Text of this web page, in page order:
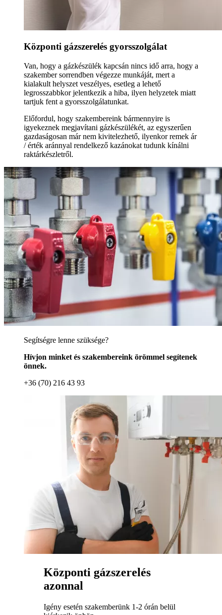
Központi gázszerelés gyorsszolgálat
Van, hogy a gázkészülék kapcsán nincs idő arra, hogy a
szakember sorrendben végezze munkáját, mert a
kialakult helyszet veszélyes, esetleg a lehető
legrosszabbkor jelentkezik a hiba, ilyen helyzetek miatt
tartjuk fent a gyorsszolgálatunkat.
Előfordul, hogy szakembereink bármennyire is
igyekeznek megjavítani gázkészülékét, az egyszerűen
gazdaságosan már nem kivitelezhető, ilyenkor remek ár
/ érték aránnyal rendelkező kazánokat tudunk kínálni
raktárkészletről.
Segítségre lenne szüksége?
Hívjon minket és szakembereink örömmel segítenek
önnek.
+36 (70) 216 43 93
Központi gázszerelés
azonnal
Igény esetén szakemberünk 1-2 órán belül